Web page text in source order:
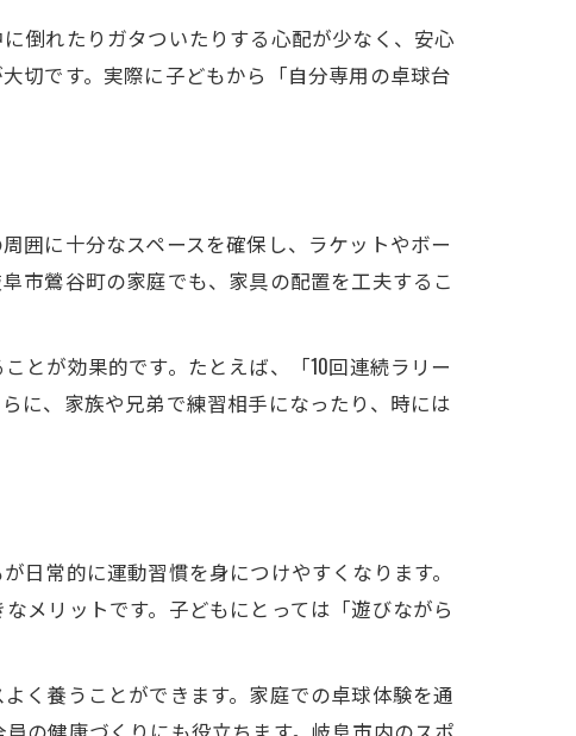
倒れたりガタついたりする心配が少なく、安心
切です。実際に子どもから「自分専用の卓球台
囲に十分なスペースを確保し、ラケットやボー
市鶯谷町の家庭でも、家具の配置を工夫するこ
とが効果的です。たとえば、「10回連続ラリー
に、家族や兄弟で練習相手になったり、時には
日常的に運動習慣を身につけやすくなります。
メリットです。子どもにとっては「遊びながら
く養うことができます。家庭での卓球体験を通